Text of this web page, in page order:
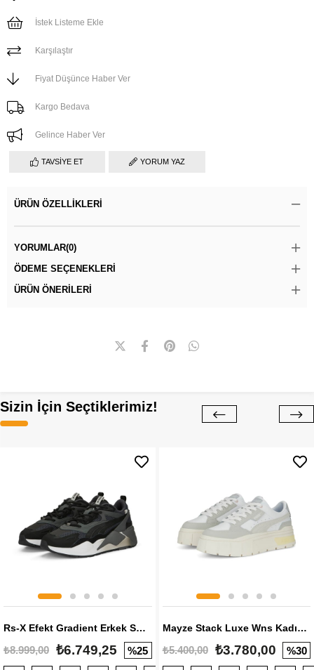
İstek Listeme Ekle
Karşılaştır
Fiyat Düşünce Haber Ver
Kargo Bedava
Gelince Haber Ver
TAVSIYE ET YORUM YAZ
ÜRÜN ÖZELLIKLERI
YORUMLAR(0)
ÖDEME SEÇENEKLERI
ÜRÜN ÖNERILERI
Sizin İçin Seçtiklerimiz!
Rs-X Efekt Gradient Erkek Sneaker
₺8.999,00 ₺6.749,25 %25
Mayze Stack Luxe Wns Kadın Sneaker
₺5.400,00 ₺3.780,00 %30